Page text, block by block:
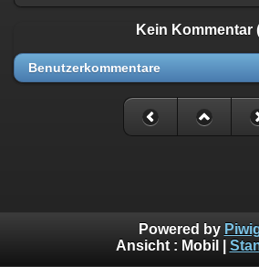
Kein Kommentar
Benutzerkommentare
Powered by
Ansicht : Mobil